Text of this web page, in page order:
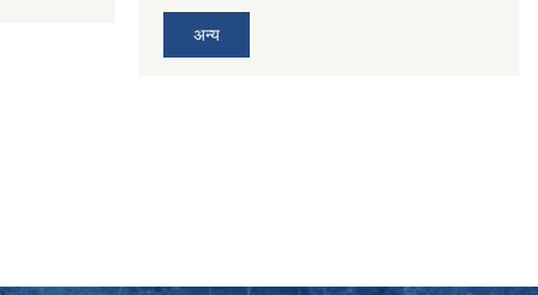
अन्य